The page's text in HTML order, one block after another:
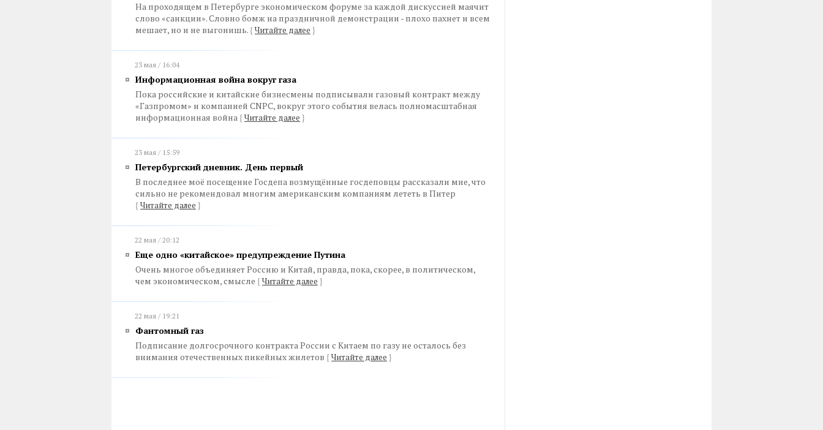
На проходящем в Петербурге экономическом форуме за каждой дискуссией маячит
слово «санкции». Словно бомж на праздничной демонстрации - плохо пахнет и всем
мешает, но и не выгонишь. { Читайте далее }
23 мая / 16:04
Информационная война вокруг газа
Пока российские и китайские бизнесмены подписывали газовый контракт между
«Газпромом» и компанией CNPC, вокруг этого события велась полномасштабная
информационная война { Читайте далее }
23 мая / 15:59
Петербургский дневник. День первый
В последнее моё посещение Госдепа возмущённые госдеповцы рассказали мне, что
сильно не рекомендовал многим американским компаниям лететь в Питер
{ Читайте далее }
22 мая / 20:12
Еще одно «китайское» предупреждение Путина
Очень многое объединяет Россию и Китай, правда, пока, скорее, в политическом,
чем экономическом, смысле { Читайте далее }
22 мая / 19:21
Фантомный газ
Подписание долгосрочного контракта России с Китаем по газу не осталось без
внимания отечественных пикейных жилетов { Читайте далее }